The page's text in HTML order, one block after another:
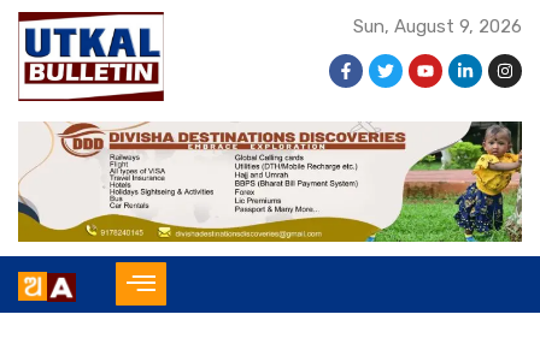
Sun, August 9, 2026